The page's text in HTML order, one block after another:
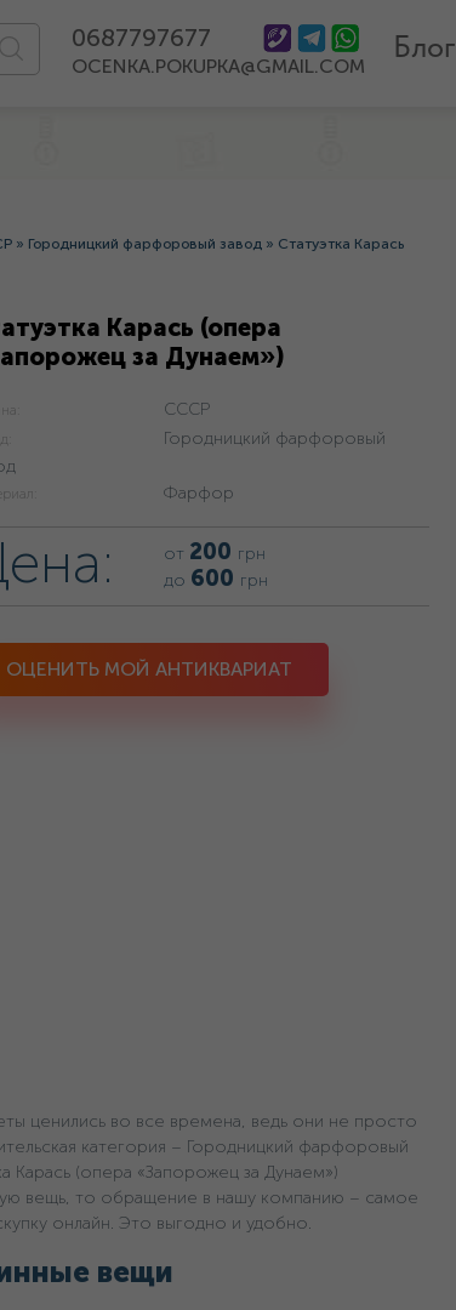
0687797677
OCENKA.POKUPKA@GMAIL.COM Блог
» Городницкий фарфоровый завод » Статуэтка Карась
Карась (опера
за Дунаем»)
СССР
Городницкий фарфоровый
Фарфор
от 200 грн
до 600 грн
ОЦЕНИТЬ МОЙ АНТИКВАРИАТ
ценились во все времена, ведь они не просто
категория – Городницкий фарфоровый
Карась (опера «Запорожец за Дунаем»)
вещь, то обращение в нашу компанию – самое
онлайн. Это выгодно и удобно.
вещи